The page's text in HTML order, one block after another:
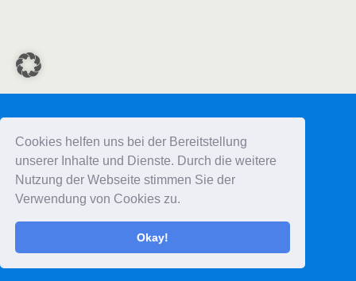
Cookies helfen uns bei der Bereitstellung
unserer Inhalte und Dienste. Durch die weitere
Nutzung der Webseite stimmen Sie der
Verwendung von Cookies zu.
Okay!